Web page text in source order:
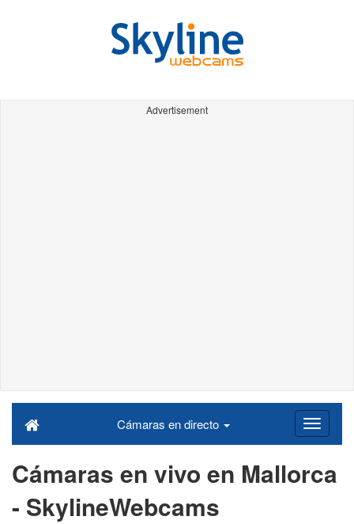
Advertisement
Cámaras en directo
Cámaras en vivo en Mallorca
- SkylineWebcams